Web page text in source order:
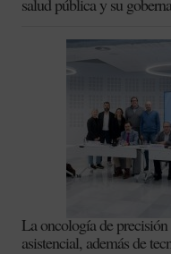
La oncología de
asistencial, además de